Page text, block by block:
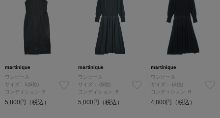
martinique
ワンピース
サイズ：1(S位)
コンディション: B
5,800円（税込）
martinique
ワンピース
サイズ：-(S位)
コンディション: B
5,000円（税込）
martinique
ワンピース
サイズ：-(S位)
コンディション: B
4,800円（税込）